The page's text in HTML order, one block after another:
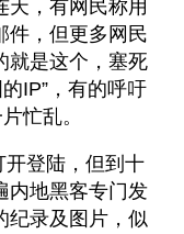
天，有网民称用
件，但更多网民
就是这个，塞死
IP”，有的呼吁
忙乱。
开登陆，但到十
内地黑客专门发
纪录及图片，似